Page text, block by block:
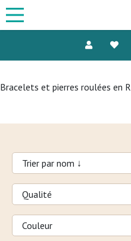
Bracelets et pierres roulées en